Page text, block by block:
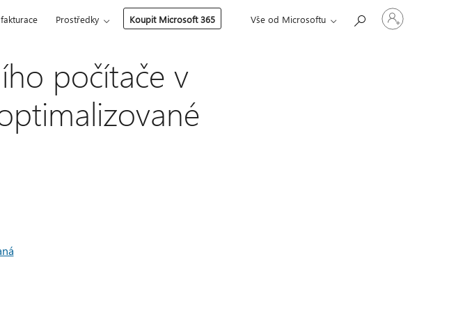
Prostředky Koupit Microsoft 365 Vše od Microsoftu
Přihlaste
se
počítače v